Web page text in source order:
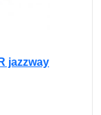
jazzway